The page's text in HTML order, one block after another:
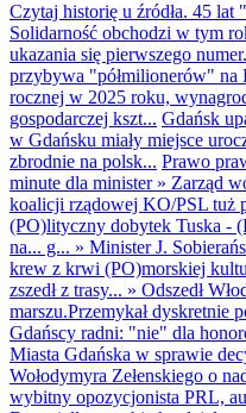
Czytaj historię u źródła. 45
Solidarność obchodzi w tym
ukazania się pierwszego
przybywa "półmilionerów" na
rocznej w 2025 roku,
gospodarczej kszt... Gdańsk
w Gdańsku miały miejsce
zbrodnie na polsk... Prawo
minute dla minister» Zarząd
koalicji rządowej KO/PSL tuż
(PO)lityczny dobytek Tuska -
na... g... » Minister J.
krew z krwi (PO)morskiej
zszedł z trasy... » Odszedł
marszu.Przemykał dyskretnie
Gdańscy radni: "nie" dla
Miasta Gdańska w sprawie
Wołodymyra Zełenskiego o
wybitny opozycjonista PRL,